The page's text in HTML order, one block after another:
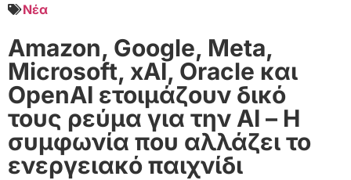
Νέα
Amazon, Google, Meta,
Microsoft, xAI, Oracle και
OpenAI ετοιμάζουν δικό
τους ρεύμα για την AI – Η
συμφωνία που αλλάζει το
ενεργειακό παιχνίδι